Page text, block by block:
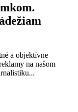
a objektívne
na našom